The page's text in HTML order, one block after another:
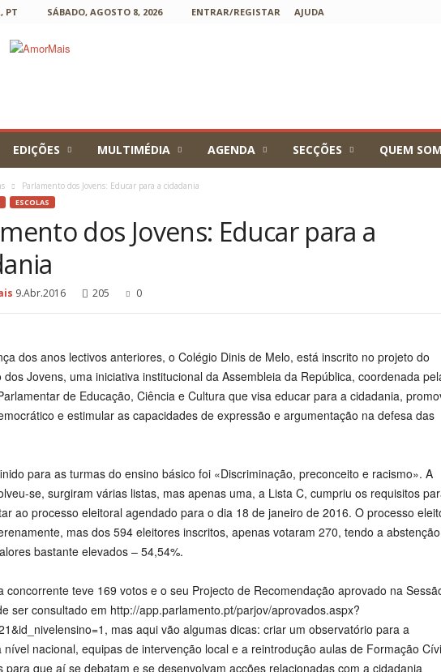
PT SÁBADO, AGOSTO 8, 2026 ENTRAR/REGISTAR AJUDA
EDIÇÕES MULTIMÉDIA AGENDA SECÇÕES QUEM
Parlamento dos Jovens: Educar para a cidadania
ESCOLAS
dos Jovens: Educar para a
9.Abr.2016 205 0
dos anos lectivos anteriores, o Colégio Dinis de Melo, está inscrito no projeto do
dos Jovens, uma iniciativa institucional da Assembleia da República, coordenada
de Educação, Ciência e Cultura que visa educar para a cidadania,
e estimular as capacidades de expressão e argumentação na defesa das
para as turmas do ensino básico foi «Discriminação, preconceito e racismo». A
se, surgiram várias listas, mas apenas uma, a Lista C, cumpriu os requisitos
ao processo eleitoral agendado para o dia 18 de janeiro de 2016. O processo
mas dos 594 eleitores inscritos, apenas votaram 270, tendo a abstenção
bastante elevados – 54,54%.
concorrente teve 169 votos e o seu Projecto de Recomendação aprovado na
ser consultado em http://app.parlamento.pt/parjov/aprovados.aspx?
mas aqui vão algumas dicas: criar um observatório para a
nível nacional, equipas de intervenção local e a reintrodução aulas de Formação
para que aí se debatam e se desenvolvam acções relacionadas com a cidadania